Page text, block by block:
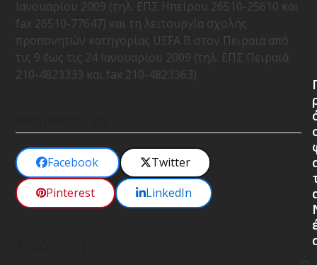
Ιανουαρίου 2009 (τηλ. ΕΠΣ Ηπείρου 26510-25610 και
fax 26510-77647) και τη λειτουργία σχολής
προπονητών κατηγορίας UEFA Β στον Πειραιά από
τις 9 έως τις 24 Ιανουαρίου 2009 (τηλ. ΕΠΣ Πειραιά
210-4823333 και fax 210-4823363).
Facebook
Twitter
Pinterest
LinkedIn